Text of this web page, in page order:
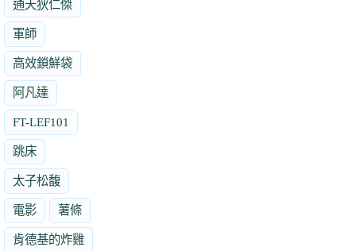
通天狄仁傑
軍師
高效鎖鮮袋
阿凡達
FT-LEF101
跳床
太子松馥
電影 薯條
肯德基的炸雞